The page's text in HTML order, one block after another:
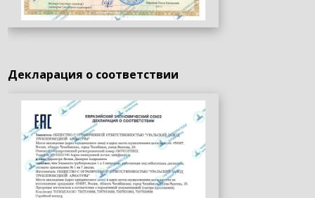
Декларация о соответствии